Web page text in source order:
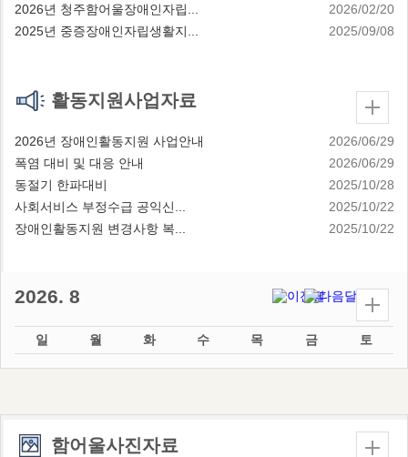
2026년 청주함어울장애인자립...
2026/02/20
2025년 중증장애인자립생활지...
2025/09/08
활동지원사업자료
2026년 장애인활동지원 사업안내
2026/06/29
폭염 대비 및 대응 안내
2026/06/29
동절기 한파대비
2025/10/28
사회서비스 부정수급 공익신...
2025/10/22
장애인활동지원 변경사항 복...
2025/10/22
2026. 8
일 월 화 수 목 금 토
함어울사진자료